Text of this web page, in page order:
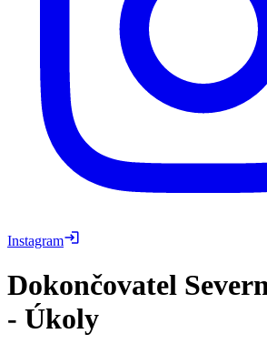
Instagram
Dokončovatel
- Úkoly